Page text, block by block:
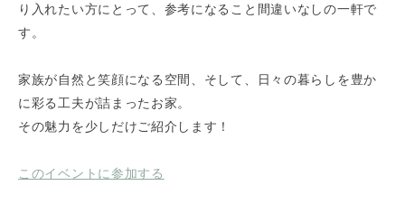
り入れたい方にとって、参考になること間違いなしの一軒で
す。
家族が自然と笑顔になる空間、そして、日々の暮らしを豊か
に彩る工夫が詰まったお家。
その魅力を少しだけご紹介します！
このイベントに参加する